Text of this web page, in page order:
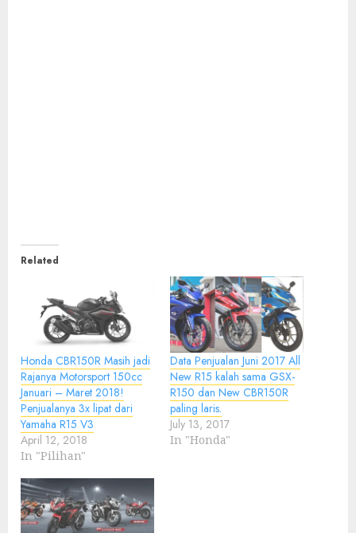
Related
Honda CBR150R Masih jadi
Rajanya Motorsport 150cc
Januari – Maret 2018!
Penjualanya 3x lipat dari
Yamaha R15 V3
April 12, 2018
In "Pilihan"
Data Penjualan Juni 2017 All
New R15 kalah sama GSX-
R150 dan New CBR150R
paling laris.
July 13, 2017
In "Honda"